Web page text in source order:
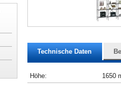
Technische Daten
Höhe:
1650